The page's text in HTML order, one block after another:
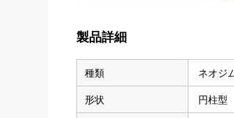
製品詳細
種類
ネオジ
形状
円柱型